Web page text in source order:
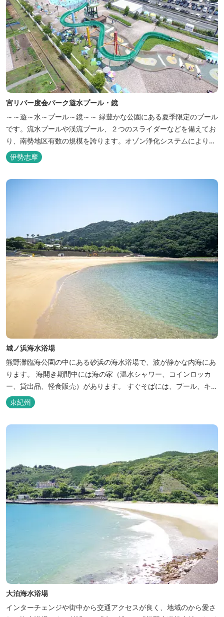
宮リバー度会パーク遊水プール・鏡
～～遊～水～プール～鏡～～ 緑豊かな公園にある夏季限定のプール
です。流水プールや渓流プール、２つのスライダーなどを備えてお
り、南勢地区有数の規模を誇ります。オゾン浄化システムによりき
れいな水質を保てますので、小さいお子様も安心して遊べます。 ・
25mプール ・幼児プール（水深0～0.3m） ・流水プール（水深
伊勢志摩
城ノ浜海水浴場
熊野灘臨海公園の中にある砂浜の海水浴場で、波が静かな内海にあ
ります。 海開き期間中には海の家（温水シャワー、コインロッカ
ー、貸出品、軽食販売）があります。 すぐそばには、プール、キャ
ンプ場、ホテル季の座もあります。 三重県おすすめ海水浴場ビーチ
特集はこちら🏖
東紀州
大泊海水浴場
インターチェンジや街中から交通アクセスが良く、地域のから愛さ